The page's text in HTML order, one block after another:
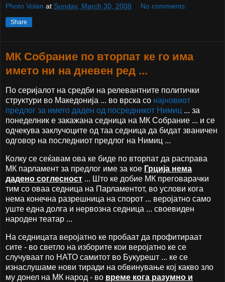
Photo Volan at Sunday, March 30, 2008 No comments:
Share
МК Собрание по вторпат ке го има
името ни на дневен ред ...
По серијалот на средби на релевантните политички
структури во Македонија ... во врска со најновиот
предлог за името даден од посредникот Нимиц ... за
понеделник е закажана седница на МК Собрание ... и се
одчекува заклучоците од таа седница да бидат званичен
одговор на последниот предлог на Нимиц ...
Колку се сеќавам ова ке биде по вторпат да расправа
МК парламент за предлог име за кое Грција нема
дадено соглесност ... Што ке добие МК преговарачки
тим со оваа седница на Парламентот, во услови кога
нема конечна разрешница на спорот ... веројатно само
уште една долга и нервозна седница ... своевиден
народен театар ...
На седницата веројатно ке пробаат да профитираат
сите - во светло на изборите кои веројатно ке се
случуваат по НАТО самитот во Букурешт ... ке се
изнаслушаме нови тиради на обвинување кој какво зло
му донел на МК народ - во време кога разумно и